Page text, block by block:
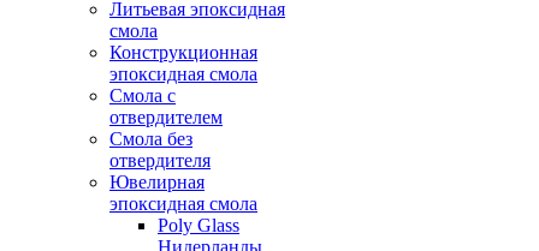
Литьевая эпоксидная
смола
Конструкционная
эпоксидная смола
Смола с
отвердителем
Смола без
отвердителя
Ювелирная
эпоксидная смола
Poly Glass
Нидерланды